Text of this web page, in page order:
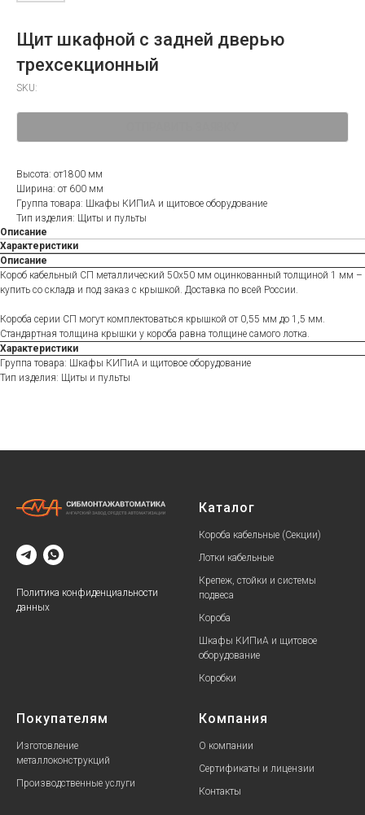
Щит шкафной с задней дверью
трехсекционный
SKU:
Высота: от1800 мм
Ширина: от 600 мм
Группа товара: Шкафы КИПиА и щитовое оборудование
Тип изделия: Щиты и пульты
Описание
Характеристики
Описание
Короб кабельный СП металлический 50х50 мм оцинкованный толщиной 1 мм –
купить со склада и под заказ с крышкой. Доставка по всей России.
Короба серии СП могут комплектоваться крышкой от 0,55 мм до 1,5 мм.
Стандартная толщина крышки у короба равна толщине самого лотка.
Характеристики
Группа товара: Шкафы КИПиА и щитовое оборудование
Тип изделия: Щиты и пульты
Политика конфиденциальности
данных
Каталог
Короба кабельные (Секции)
Лотки кабельные
Крепеж, стойки и системы
подвеса
Короба
Шкафы КИПиА и щитовое
оборудование
Коробки
Покупателям
Изготовление
металлоконструкций
Производственные услуги
Компания
О компании
Сертификаты и лицензии
Контакты